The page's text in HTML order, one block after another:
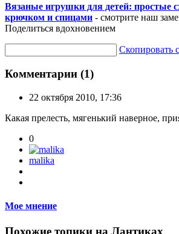
Вязаные игрушки для детей: простые
крючком и спицами - смотрите наш
Поделиться вдохновением
Скопировать
Комментарии (1)
22 октября 2010, 17:36
Какая прелесть, мягенький наверное,
0
malika
Мое мнение
Похожие топики на Лантиках